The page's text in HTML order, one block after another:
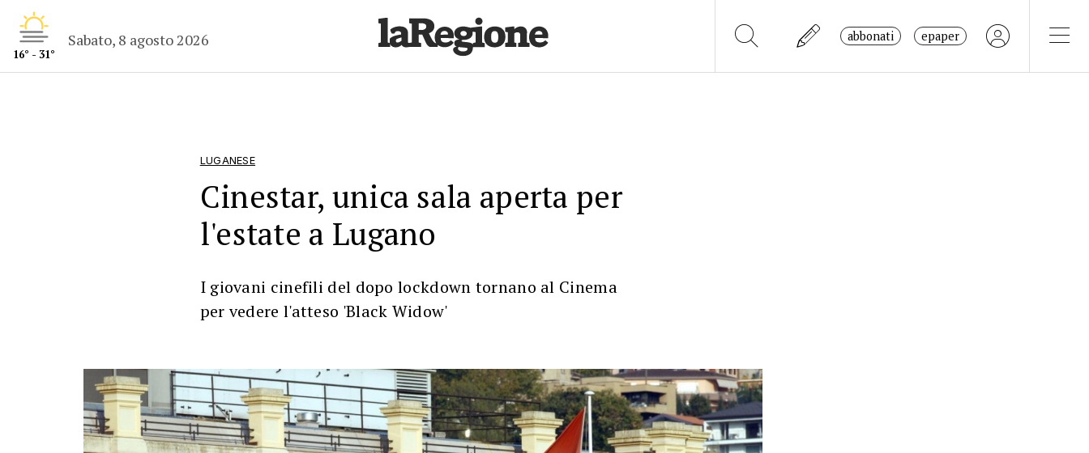
16° - 31°
Sabato, 8 agosto 2026 abbonati epaper
LUGANESE
Cinestar, unica sala aperta per
l'estate a Lugano
I giovani cinefili del dopo lockdown tornano al Cinema
per vedere l'atteso 'Black Widow'